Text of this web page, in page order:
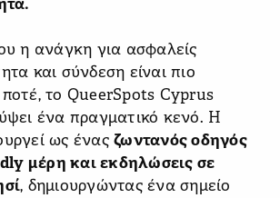
η ανάγκη για ασφαλείς
και σύνδεση είναι πιο
το QueerSpots Cyprus
ένα πραγματικό κενό. Η
ως ένας ζωντανός οδηγός
μέρη και εκδηλώσεις σε
, δημιουργώντας ένα σημείο